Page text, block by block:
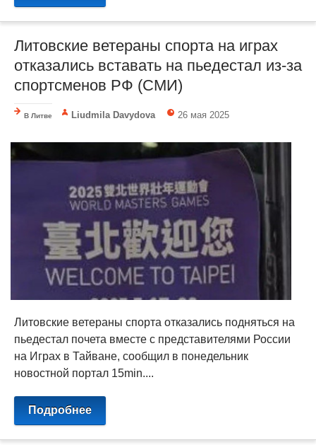
Литовские ветераны спорта на играх
отказались вставать на пьедестал из-за
спортсменов РФ (СМИ)
В Литве Liudmila Davydova 26 мая 2025
Литовские ветераны спорта отказались подняться на
пьедестал почета вместе с представителями России
на Играх в Тайване, сообщил в понедельник
новостной портал 15min....
Подробнее